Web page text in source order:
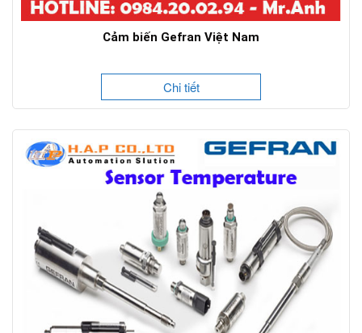
Cảm biến Gefran Việt Nam
Chi tiết